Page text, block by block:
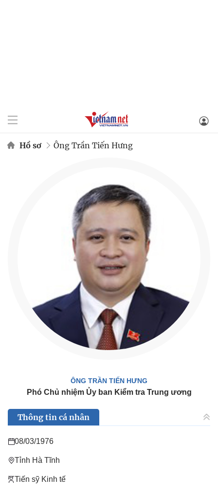
Hồ sơ Ông Trần Tiến Hưng
ÔNG TRẦN TIẾN HƯNG
Phó Chủ nhiệm Ủy ban Kiểm tra Trung ương
Thông tin cá nhân
08/03/1976
Tỉnh Hà Tĩnh
Tiến sỹ Kinh tế